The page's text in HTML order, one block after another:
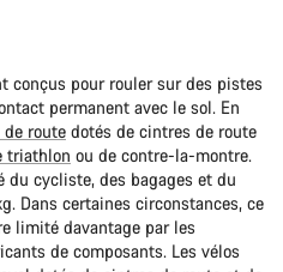
conçus pour rouler sur des pistes
permanent avec le sol. En
de route dotés de cintres de route
triathlon ou de contre-la-montre.
du cycliste, des bagages et du
Dans certaines circonstances, ce
limité davantage par les
de composants. Les vélos